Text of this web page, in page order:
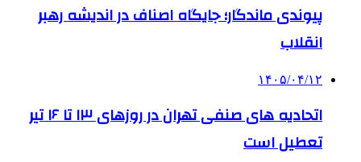
پیوندی ماندگار؛ جایگاه اصناف در اندیشه رهبر
انقلاب
۱۴۰۵/۰۴/۱۲
اتحادیه های صنفی تهران در روزهای ۱۳ تا ۱۶ تیر
تعطیل است